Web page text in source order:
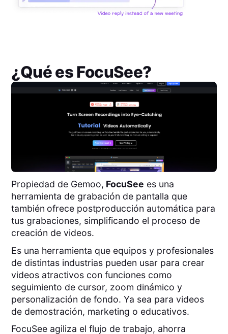
¿Qué esFocuSee?
Propiedad de Gemoo, FocuSee es una
herramienta de grabación de pantalla que
también ofrece postproducción automática para
tus grabaciones, simplificando el proceso de
creación de videos.
Es una herramienta que equipos y profesionales
de distintas industrias pueden usar para crear
videos atractivos con funciones como
seguimiento de cursor, zoom dinámico y
personalización de fondo. Ya sea para videos
de demostración, marketing o educativos.
FocuSee agiliza el flujo de trabajo, ahorra